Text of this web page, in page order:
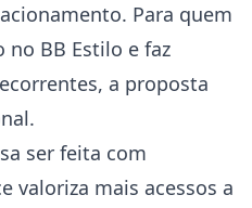
Para quem
BB Estilo e faz
a proposta
ser feita com
valoriza mais acessos a